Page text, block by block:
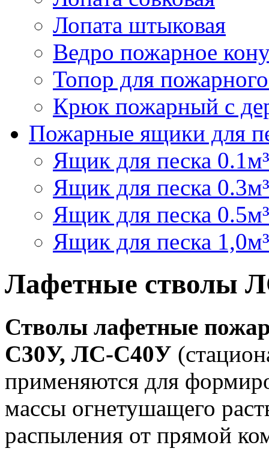
Лопата штыковая
Ведро пожарное
Топор для
Крюк пожарный с
Пожарные ящики для
Ящик для песка 0.1м³
Ящик для песка 0.3м³
Ящик для песка 0.5м³
Ящик для песка 1,0м³
Лафетные стволы
Стволы лафетные
С30У, ЛС-С40У
применяются для
массы огнетушащего
распыления от прямой